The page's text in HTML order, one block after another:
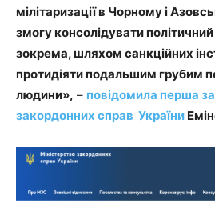
мілітаризації в Чорному і
змогу консолідувати
зокрема, шляхом санкційних
протидіяти подальшим грубим
людини», – повідомила перша
закордонних справ України